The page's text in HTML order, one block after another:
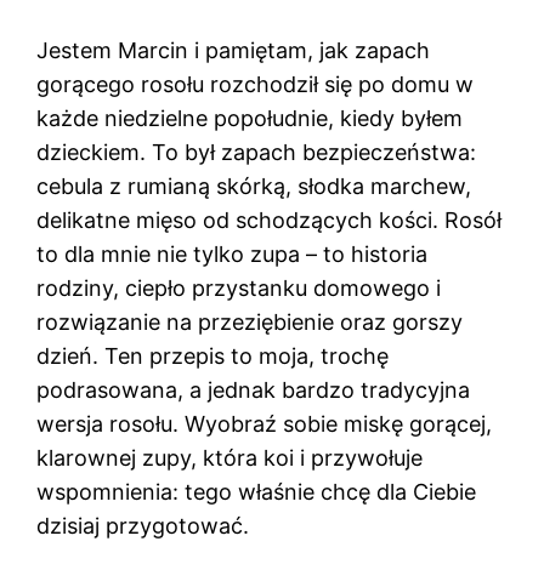
Jestem Marcin i pamiętam, jak zapach
gorącego rosołu rozchodził się po domu w
każde niedzielne popołudnie, kiedy byłem
dzieckiem. To był zapach bezpieczeństwa:
cebula z rumianą skórką, słodka marchew,
delikatne mięso od schodzących kości. Rosół
to dla mnie nie tylko zupa – to historia
rodziny, ciepło przystanku domowego i
rozwiązanie na przeziębienie oraz gorszy
dzień. Ten przepis to moja, trochę
podrasowana, a jednak bardzo tradycyjna
wersja rosołu. Wyobraź sobie miskę gorącej,
klarownej zupy, która koi i przywołuje
wspomnienia: tego właśnie chcę dla Ciebie
dzisiaj przygotować.